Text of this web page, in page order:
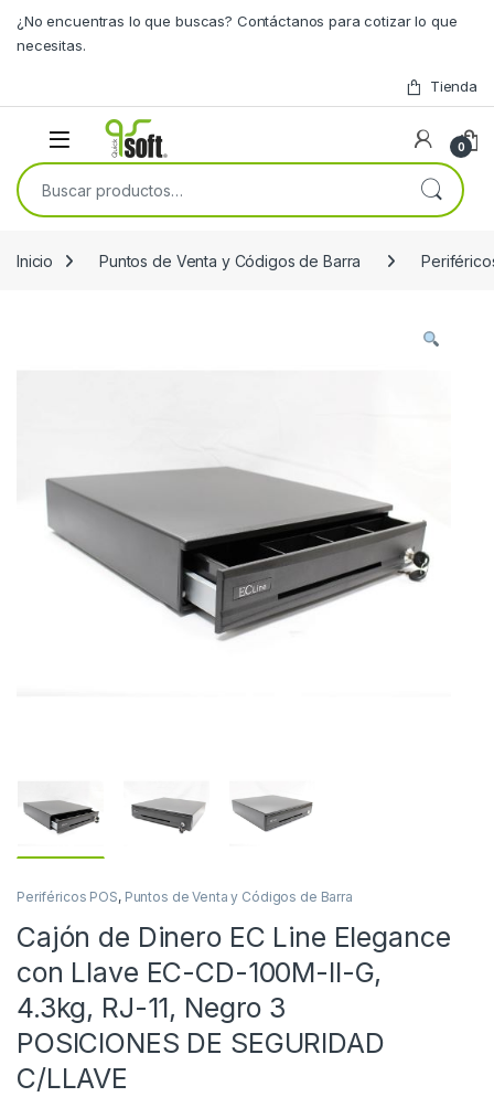
¿No encuentras lo que buscas? Contáctanos para cotizar lo que
necesitas.
Tienda
0
Buscar por:
Inicio Puntos de Venta y Códigos de Barra
Periféricos POS, Puntos de Venta y Códigos de Barra
Cajón de Dinero EC Line Elegance
con Llave EC-CD-100M-II-G,
4.3kg, RJ-11, Negro 3
POSICIONES DE SEGURIDAD
C/LLAVE